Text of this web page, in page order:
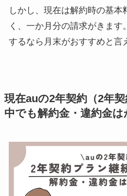
しかし、現在は解約時の基本
く、一か月分の請求がきます
するなら月末がおすすめと言
現在auの2年契約（2年
中でも解約金・違約金は